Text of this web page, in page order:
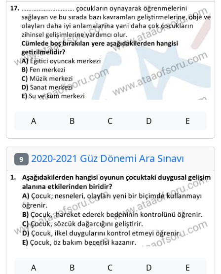
A B C D E
9 2020-2021 Güz Dönemi Ara Sınavı
A B C D E